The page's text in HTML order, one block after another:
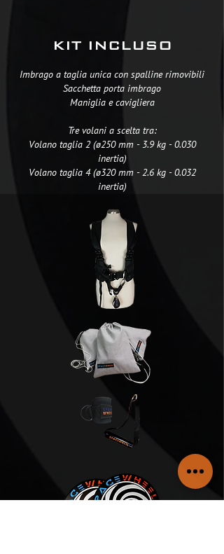
KIT INCLUSO
Imbrago a taglia unica con spalline rimovibili
Sacchetta porta imbrago
Maniglia e cavigliera
Tre volani a scelta tra:
Volano taglia 2 (ø250 mm - 3.9 kg - 0.030
inertia)
Volano taglia 4 (ø320 mm - 2.6 kg - 0.032
inertia)